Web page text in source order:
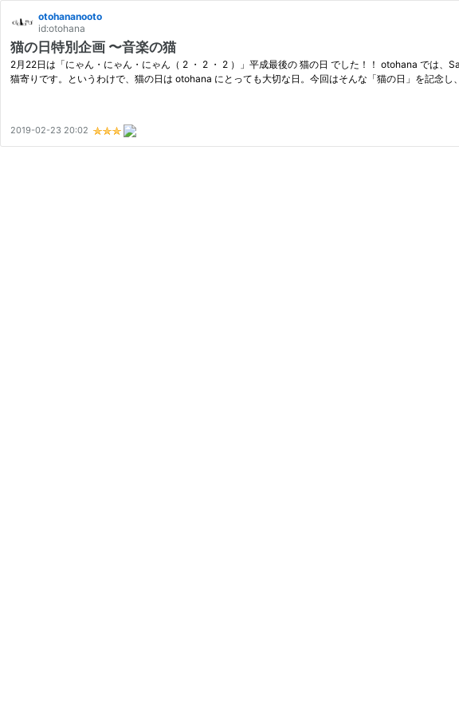
otohananooto
id:otohana
猫の日特別企画 〜音楽の猫
2月22日は「にゃん・にゃん・にゃん（ 2 ・ 2 ・ 2 ）」平成最後の 猫の日 でした！！ otohana では
猫寄りです。というわけで、猫の日は otohana にとっても大切な日。今回はそんな「猫の日」を記念し
2019-02-23 20:02